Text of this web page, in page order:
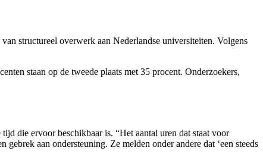
structureel overwerk aan Nederlandse universiteiten. Volgens
staan op de tweede plaats met 35 procent. Onderzoekers,
die ervoor beschikbaar is. “Het aantal uren dat staat voor
aan ondersteuning. Ze melden onder andere dat ‘een steeds